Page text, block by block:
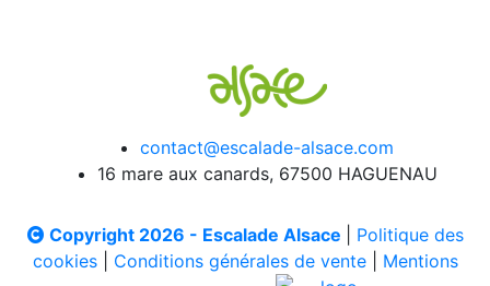
contact@escalade-alsace.com
16 mare aux canards, 67500 HAGUENAU
Copyright 2026 - Escalade Alsace
Politique des
cookies| Conditions générales de vente| Mentions